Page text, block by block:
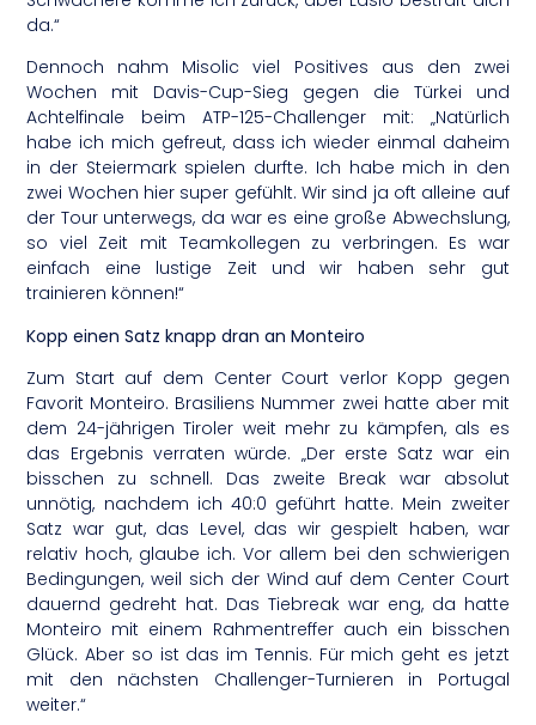
da.“
Dennoch nahm Misolic viel Positives aus den zwei
Wochen mit Davis-Cup-Sieg gegen die Türkei und
Achtelfinale beim ATP-125-Challenger mit: „Natürlich
habe ich mich gefreut, dass ich wieder einmal daheim
in der Steiermark spielen durfte. Ich habe mich in den
zwei Wochen hier super gefühlt. Wir sind ja oft alleine auf
der Tour unterwegs, da war es eine große Abwechslung,
so viel Zeit mit Teamkollegen zu verbringen. Es war
einfach eine lustige Zeit und wir haben sehr gut
trainieren können!“
Kopp einen Satz knapp dran an Monteiro
Zum Start auf dem Center Court verlor Kopp gegen
Favorit Monteiro. Brasiliens Nummer zwei hatte aber mit
dem 24-jährigen Tiroler weit mehr zu kämpfen, als es
das Ergebnis verraten würde. „Der erste Satz war ein
bisschen zu schnell. Das zweite Break war absolut
unnötig, nachdem ich 40:0 geführt hatte. Mein zweiter
Satz war gut, das Level, das wir gespielt haben, war
relativ hoch, glaube ich. Vor allem bei den schwierigen
Bedingungen, weil sich der Wind auf dem Center Court
dauernd gedreht hat. Das Tiebreak war eng, da hatte
Monteiro mit einem Rahmentreffer auch ein bisschen
Glück. Aber so ist das im Tennis. Für mich geht es jetzt
mit den nächsten Challenger-Turnieren in Portugal
weiter.“